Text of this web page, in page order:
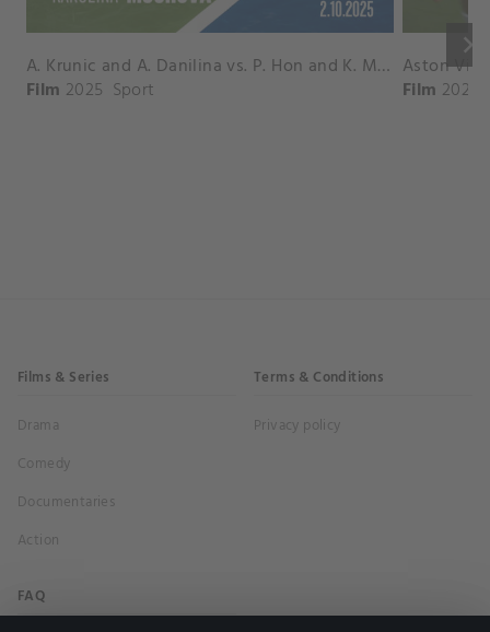
keyboard_arrow_right
A. Krunic and A. Danilina vs. P. Hon and K. Muchova Match Highlights - BEIJING_Capital Group Diamond ( October 02, 2025)
Film 2025 Sport Film 2026
Films & Series
Drama
Comedy
Documentaries
Action
Terms & Conditions
Privacy policy
FAQ